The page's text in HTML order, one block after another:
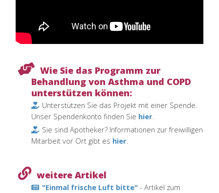
Wie Sie das Programm zur
Behandlung von Asthma und COPD
unterstützen können:
Unterstützen Sie das Projekt mit einer Spende.
Unser Spendenkonto finden Sie hier.
Sie sind Apotheker? Informationen zur freiwilligen
Mitarbeit vor Ort gibt es hier.
weitere Artikel
"Einmal frische Luft bitte" - Artikel zum